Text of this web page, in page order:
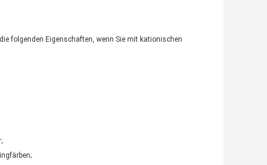
folgenden Eigenschaften, wenn Sie mit kationischen